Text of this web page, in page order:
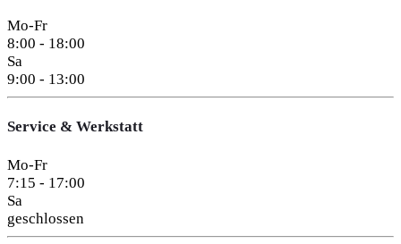
Mo-Fr
8:00 - 18:00
Sa
9:00 - 13:00
Service & Werkstatt
Mo-Fr
7:15 - 17:00
Sa
geschlossen